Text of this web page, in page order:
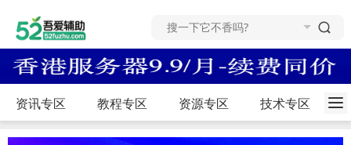
资讯专区 教程专区 资源专区 技术专区